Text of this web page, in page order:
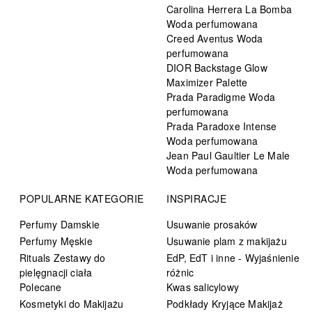
Carolina Herrera La Bomba
Woda perfumowana
Creed Aventus Woda
perfumowana
DIOR Backstage Glow
Maximizer Palette
Prada Paradigme Woda
perfumowana
Prada Paradoxe Intense
Woda perfumowana
Jean Paul Gaultier Le Male
Woda perfumowana
POPULARNE KATEGORIE
Perfumy Damskie
Perfumy Męskie
Rituals Zestawy do
pielęgnacji ciała
Polecane
Kosmetyki do Makijażu
INSPIRACJE
Usuwanie prosaków
Usuwanie plam z makijażu
EdP, EdT i inne - Wyjaśnienie
różnic
Kwas salicylowy
Podkłady Kryjące Makijaż